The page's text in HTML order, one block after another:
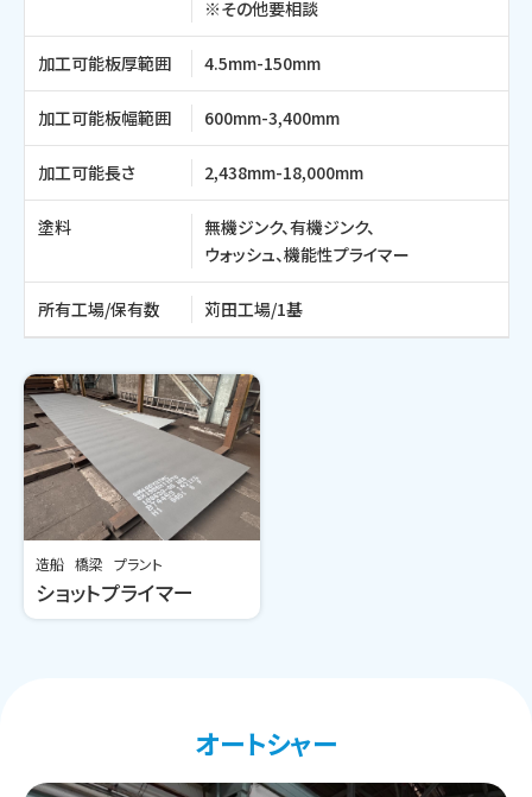
※その他要相談
加工可能板厚範囲 4.5mm-150mm
加工可能板幅範囲 600mm-3,400mm
加工可能長さ 2,438mm-18,000mm
塗料
無機ジンク、有機ジンク、
ウォッシュ、機能性プライマー
所有工場/保有数 苅田工場/1基
造船 橋梁 プラント
ショットプライマー
オートシャー